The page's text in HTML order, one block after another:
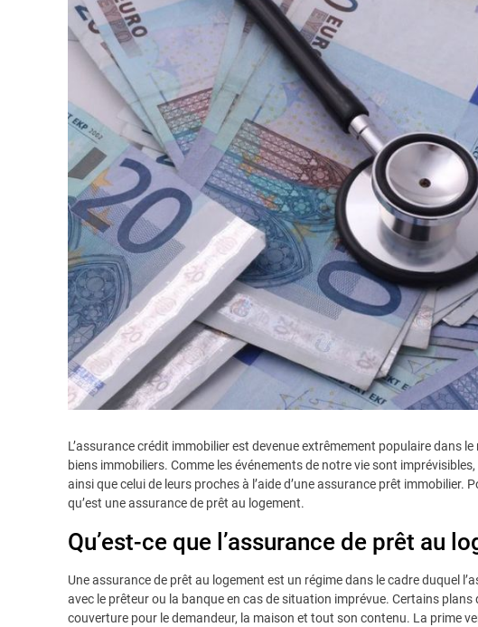
L’assurance crédit immobilier est devenue extrêmement populaire dans
biens immobiliers. Comme les événements de notre vie sont
ainsi que celui de leurs proches à l’aide d’une assurance prêt
qu’est une assurance de prêt au logement.
Qu’est-ce que l’assurance de prêt au
Une assurance de prêt au logement est un régime dans le cadre duquel
avec le prêteur ou la banque en cas de situation imprévue. Certains
couverture pour le demandeur, la maison et tout son contenu. La prime